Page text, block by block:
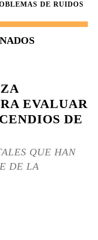
DE RUIDOS
EVALUAR
DE
QUE HAN
DE LA